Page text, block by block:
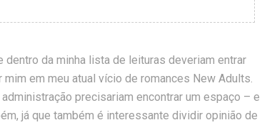
da minha lista de leituras deveriam entrar
em meu atual vício de romances New Adults.
precisariam encontrar um espaço – e
já que também é interessante dividir opinião de